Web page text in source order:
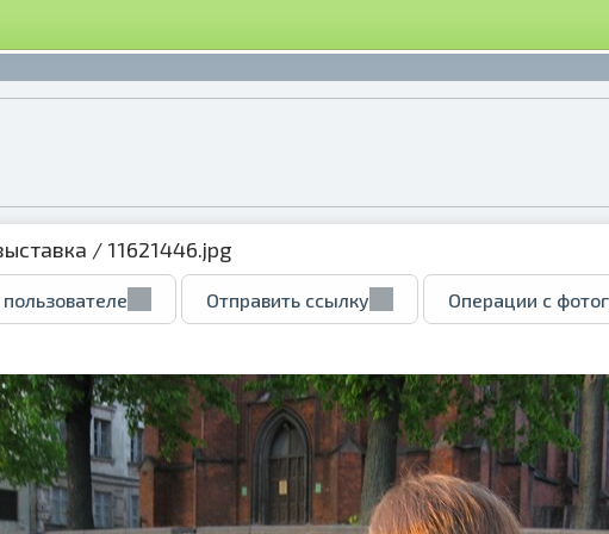
/ 11621446.jpg
Отправить ссылку Операции с